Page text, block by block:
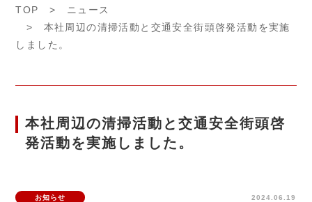
TOP >
ニュース
> 本社周辺の清掃活動と交通安全街頭啓発活動を実施
しました。
本社周辺の清掃活動と交通安全街頭啓
発活動を実施しました。
お知らせ 2024.06.19